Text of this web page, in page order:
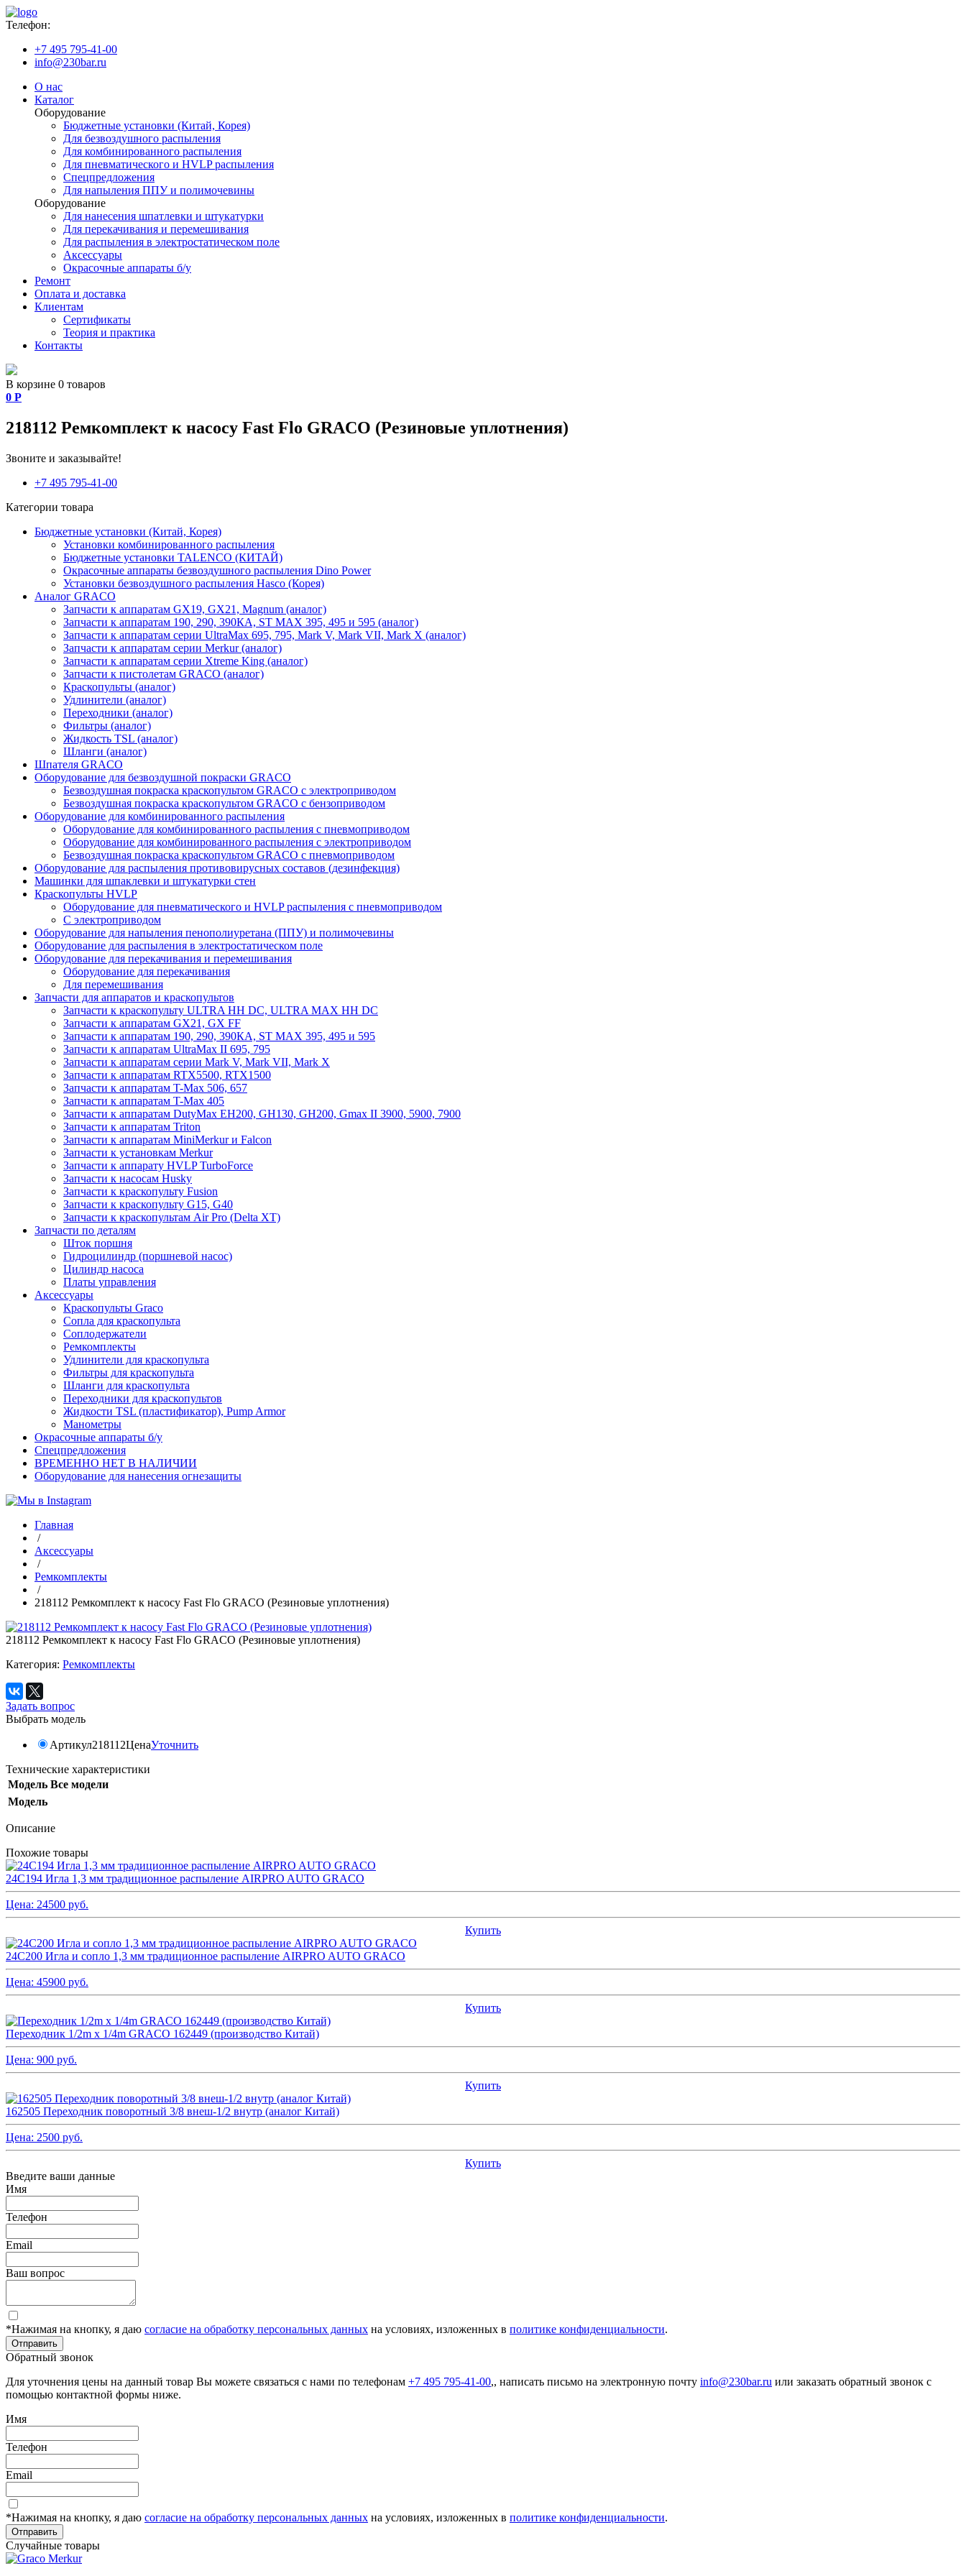
Телефон:
+7 495 795-41-00
info@230bar.ru
О нас
Каталог
Оборудование
Бюджетные установки (Китай, Корея)
Для безвоздушного распыления
Для комбинированного распыления
Для пневматического и HVLP распыления
Спецпредложения
Для напыления ППУ и полимочевины
Оборудование
Для нанесения шпатлевки и штукатурки
Для перекачивания и перемешивания
Для распыления в электростатическом поле
Аксессуары
Окрасочные аппараты б/у
Ремонт
Оплата и доставка
Клиентам
Сертификаты
Теория и практика
Контакты
В корзине 0 товаров
0 Р
218112 Ремкомплект к насосу Fast Flo GRACO (Резиновые уплотнения)
Звоните и заказывайте!
+7 495 795-41-00
Категории товара
Бюджетные установки (Китай, Корея)
Установки комбинированного распыления
Бюджетные установки TALENCO (КИТАЙ)
Окрасочные аппараты безвоздушного распыления Dino Power
Установки безвоздушного распыления Hasco (Корея)
Аналог GRACO
Запчасти к аппаратам GX19, GX21, Magnum (аналог)
Запчасти к аппаратам 190, 290, 390КА, ST MAX 395, 495 и 595 (аналог)
Запчасти к аппаратам серии UltraMax 695, 795, Mark V, Mark VII, Mark X (аналог)
Запчасти к аппаратам серии Merkur (аналог)
Запчасти к аппаратам серии Xtreme King (аналог)
Запчасти к пистолетам GRACO (аналог)
Краскопульты (аналог)
Удлинители (аналог)
Переходники (аналог)
Фильтры (аналог)
Жидкость TSL (аналог)
Шланги (аналог)
Шпателя GRACO
Оборудование для безвоздушной покраски GRACO
Безвоздушная покраска краскопультом GRACO с электроприводом
Безвоздушная покраска краскопультом GRACO с бензоприводом
Оборудование для комбинированного распыления
Оборудование для комбинированного распыления с пневмоприводом
Оборудование для комбинированного распыления с электроприводом
Безвоздушная покраска краскопультом GRACO с пневмоприводом
Оборудование для распыления противовирусных составов (дезинфекция)
Машинки для шпаклевки и штукатурки стен
Краскопульты HVLP
Оборудование для пневматического и HVLP распыления с пневмоприводом
C электроприводом
Оборудование для напыления пенополиуретана (ППУ) и полимочевины
Оборудование для распыления в электростатическом поле
Оборудование для перекачивания и перемешивания
Оборудование для перекачивания
Для перемешивания
Запчасти для аппаратов и краскопультов
Запчасти к краскопульту ULTRA HH DC, ULTRA MAX HH DC
Запчасти к аппаратам GX21, GX FF
Запчасти к аппаратам 190, 290, 390КА, ST MAX 395, 495 и 595
Запчасти к аппаратам UltraMax II 695, 795
Запчасти к аппаратам серии Mark V, Mark VII, Mark X
Запчасти к аппаратам RTX5500, RTX1500
Запчасти к аппаратам T-Max 506, 657
Запчасти к аппаратам T-Max 405
Запчасти к аппаратам DutyMax EH200, GH130, GH200, Gmax II 3900, 5900, 7900
Запчасти к аппаратам Triton
Запчасти к аппаратам MiniMerkur и Falcon
Запчасти к установкам Merkur
Запчасти к аппарату HVLP TurboForce
Запчасти к насосам Husky
Запчасти к краскопульту Fusion
Запчасти к краскопульту G15, G40
Запчасти к краскопультам Air Pro (Delta XT)
Запчасти по деталям
Шток поршня
Гидроцилиндр (поршневой насос)
Цилиндр насоса
Платы управления
Аксессуары
Краскопульты Graco
Сопла для краскопульта
Соплодержатели
Ремкомплекты
Удлинители для краскопульта
Фильтры для краскопульта
Шланги для краскопульта
Переходники для краскопультов
Жидкости TSL (пластификатор), Pump Armor
Манометры
Окрасочные аппараты б/у
Спецпредложения
ВРЕМЕННО НЕТ В НАЛИЧИИ
Оборудование для нанесения огнезащиты
Главная
/
Аксессуары
/
Ремкомплекты
/
218112 Ремкомплект к насосу Fast Flo GRACO (Резиновые уплотнения)
218112 Ремкомплект к насосу Fast Flo GRACO (Резиновые уплотнения)
Категория: Ремкомплекты
Задать вопрос
Выбрать модель
Артикул218112ЦенаУточнить
Технические характеристики
Модель Все модели
Модель
Описание
Похожие товары
24C194 Игла 1,3 мм традиционное распыление AIRPRO AUTO GRACO
Цена: 24500 руб.
Купить
24C200 Игла и сопло 1,3 мм традиционное распыление AIRPRO AUTO GRACO
Цена: 45900 руб.
Купить
Переходник 1/2m x 1/4m GRACO 162449 (производство Китай)
Цена: 900 руб.
Купить
162505 Переходник поворотный 3/8 внеш-1/2 внутр (аналог Китай)
Цена: 2500 руб.
Купить
Введите ваши данные
Имя
Телефон
Email
Ваш вопрос
*Нажимая на кнопку, я даю согласие на обработку персональных данных на условиях, изложенных в политике конфиденциальности.
Отправить
Обратный звонок
Для уточнения цены на данный товар Вы можете связаться с нами по телефонам +7 495 795-41-00,, написать письмо на электронную почту info@230bar.ru или заказать обратный звонок с
помощью контактной формы ниже.
Имя
Телефон
Email
*Нажимая на кнопку, я даю согласие на обработку персональных данных на условиях, изложенных в политике конфиденциальности.
Отправить
Случайные товары